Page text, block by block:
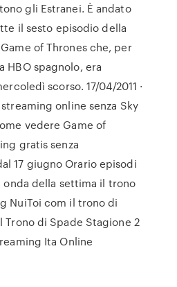
gli Estranei. È andato
il sesto episodio della
of Thrones che, per
HBO spagnolo, era
scorso. 17/04/2011 ·
online senza Sky
vedere Game of
gratis senza
17 giugno Orario episodi
onda della settima il trono
NuiToi com il trono di
Trono di Spade Stagione 2
Ita Online